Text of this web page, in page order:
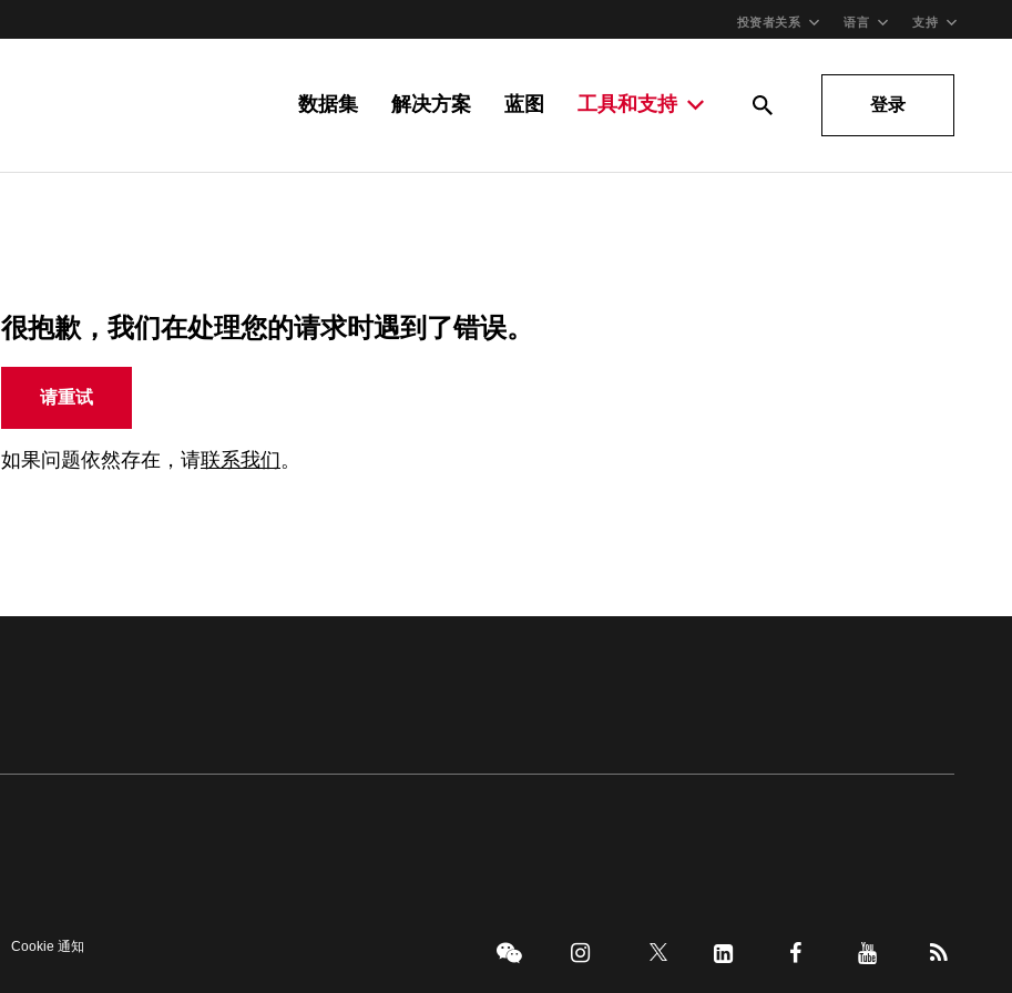
投资者关系 语言 支持
数据集 解决方案 蓝图 工具和支持 登录
很抱歉，我们在处理您的请求时遇到了错误。
请重试
如果问题依然存在，请联系我们 。
Cookie 通知